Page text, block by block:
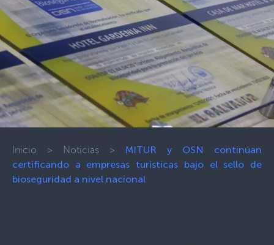
Inicio > Noticias > MITUR y OSN continúan
certificando a empresas turísticas bajo el sello de
bioseguridad a nivel nacional